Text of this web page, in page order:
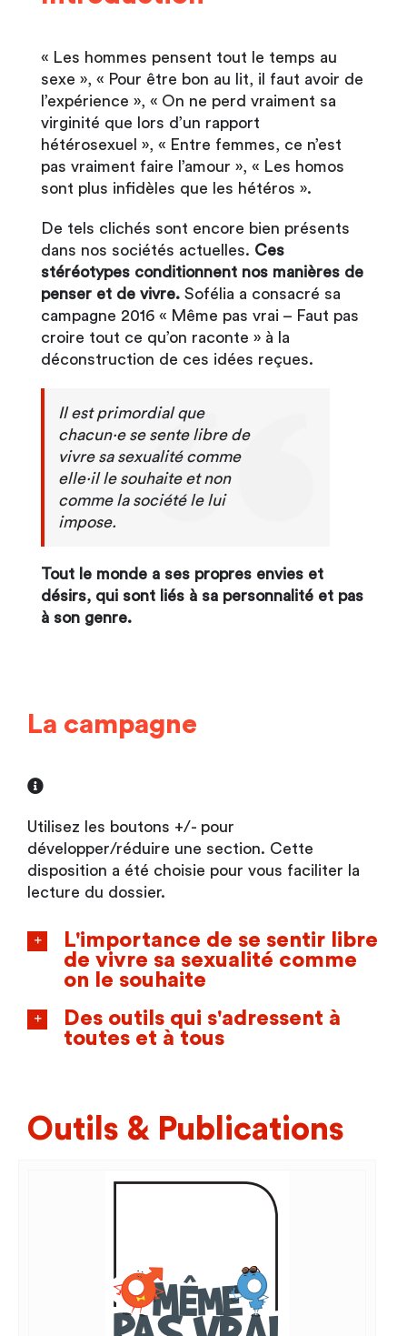
​« Les hommes pensent tout le temps au
sexe », « Pour être bon au lit, il faut avoir de
l’expérience », « On ne perd vraiment sa
virginité que lors d’un rapport
hétérosexuel », « Entre femmes, ce n’est
pas vraiment faire l’amour », « Les homos
sont plus infidèles que les hétéros ».
De tels clichés sont encore bien présents
dans nos sociétés actuelles. Ces
stéréotypes conditionnent nos manières de
penser et de vivre.Sofélia a consacré sa
campagne 2016 « Même pas vrai – Faut pas
croire tout ce qu’on raconte » à la
déconstruction de ces idées reçues.
Il est primordial que
chacun·e se sente libre de
vivre sa sexualité comme
elle·il le souhaite et non
comme la société le lui
impose.
Tout le monde a ses propres envies et
désirs, qui sont liés à sa personnalité et pas
à son genre.
La campagne
Utilisez les boutons +/- pour
développer/réduire une section. Cette
disposition a été choisie pour vous faciliter la
lecture du dossier.
L'importance de se sentir libre
de vivre sa sexualité comme
on le souhaite
Des outils qui s'adressent à
toutes et à tous
Outils & Publications